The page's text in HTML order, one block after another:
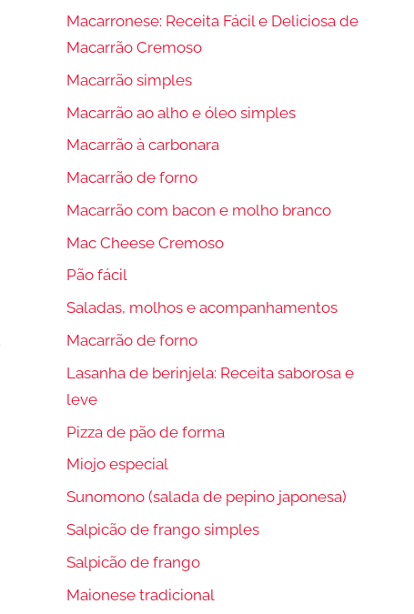
Macarronese: Receita Fácil e Deliciosa de
Macarrão Cremoso
Macarrão simples
Macarrão ao alho e óleo simples
Macarrão à carbonara
Macarrão de forno
Macarrão com bacon e molho branco
Mac Cheese Cremoso
Pão fácil
Saladas, molhos e acompanhamentos
Macarrão de forno
Lasanha de berinjela: Receita saborosa e
leve
Pizza de pão de forma
Miojo especial
Sunomono (salada de pepino japonesa)
Salpicão de frango simples
Salpicão de frango
Maionese tradicional